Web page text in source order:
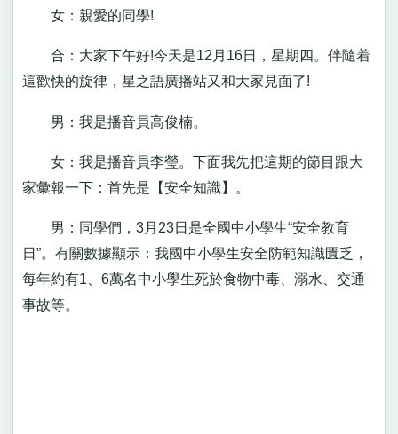
女：親愛的同學!
合：大家下午好!今天是12月16日，星期四。伴隨着
這歡快的旋律，星之語廣播站又和大家見面了!
男：我是播音員高俊楠。
女：我是播音員李瑩。下面我先把這期的節目跟大
家彙報一下：首先是【安全知識】。
男：同學們，3月23日是全國中小學生“安全教育
日”。有關數據顯示：我國中小學生安全防範知識匱乏，
每年約有1、6萬名中小學生死於食物中毒、溺水、交通
事故等。